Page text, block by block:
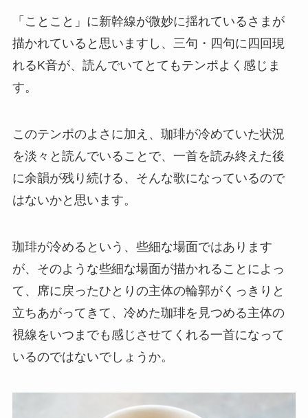
「ことこと」に新幹線が微妙に揺れているさまが
描かれていると思いますし、三句・四句に四回現
れるK音が、読んでいてとてもテンポよく感じま
す。
このテンポのよさに加え、珈琲が冷めていた状況
を淡々と読んでいることで、一首を読み終えた後
に余韻が残り続ける、そんな歌になっているので
はないかと思います。
珈琲が冷めるという、些細な場面ではあります
が、そのような些細な場面が描かれることによっ
て、席に戻ったひとりの主体の輪郭がくっきりと
立ちあがってきて、冷めた珈琲を見つめる主体の
視線をいつまでも感じさせてくれる一首になって
いるのではないでしょうか。